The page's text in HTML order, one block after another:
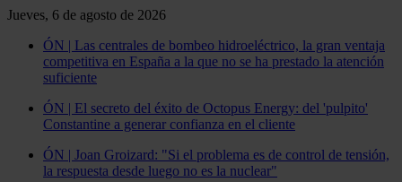
Jueves, 6 de agosto de 2026
ÓN | Las centrales de bombeo hidroeléctrico, la gran ventaja
competitiva en España a la que no se ha prestado la atención
suficiente
ÓN | El secreto del éxito de Octopus Energy: del 'pulpito'
Constantine a generar confianza en el cliente
ÓN | Joan Groizard: "Si el problema es de control de tensión,
la respuesta desde luego no es la nuclear"